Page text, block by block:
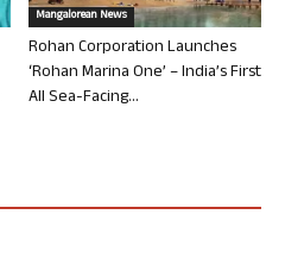
Mangalorean News
Rohan Corporation Launches
‘Rohan Marina One’ – India’s First
All Sea-Facing...